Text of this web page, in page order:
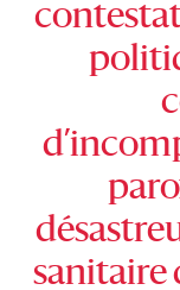
sanitaire